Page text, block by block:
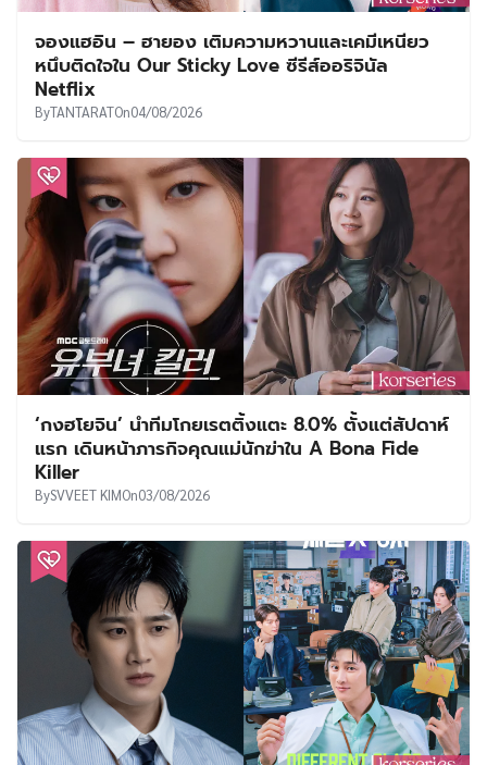
จองแฮอิน – ฮายอง เติมความหวานและเคมีเหนียว
หนึบติดใจใน Our Sticky Love ซีรีส์ออริจินัล
Netflix
ByTANTARATOn04/08/2026
‘กงฮโยจิน’ นำทีมโกยเรตติ้งแตะ 8.0% ตั้งแต่สัปดาห์
แรก เดินหน้าภารกิจคุณแม่นักฆ่าใน A Bona Fide
Killer
BySVVEET KIMOn03/08/2026